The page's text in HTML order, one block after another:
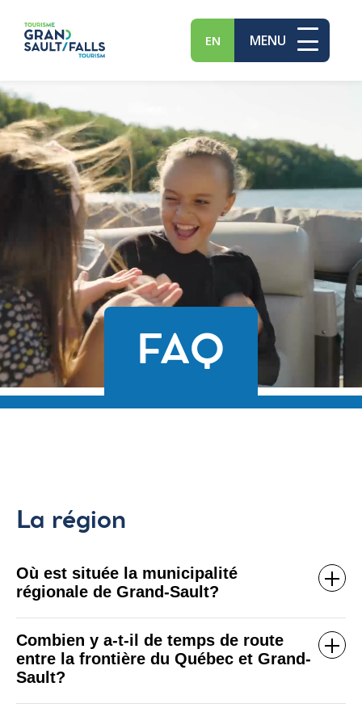
MENU
EN
FAQ
La région
Où est située la municipalité
régionale de Grand-Sault?
Combien y a-t-il de temps de route
entre la frontière du Québec et Grand-
Sault?